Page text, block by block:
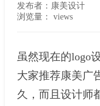
发布者：康美设计
浏览量： views
虽然现在的logo
大家推荐康美广
久，而且设计师